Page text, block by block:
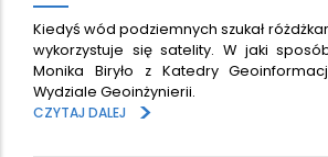
Kiedyś wód podziemnych szukał
wykorzystuje się satelity. W jaki
Monika Biryło z Katedry
Wydziale Geoinżynierii.
CZYTAJ DALEJ
>